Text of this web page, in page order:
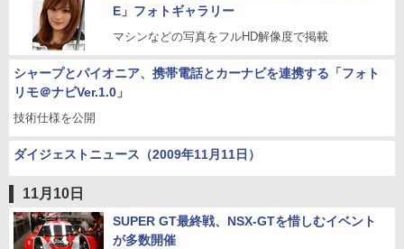
E」フォトギャラリー
マシンなどの写真をフルHD解像度で掲載
シャープとパイオニア、携帯電話とカーナビを連携する「フォト
リモ＠ナビVer.1.0」
技術仕様を公開
ダイジェストニュース（2009年11月11日）
11月10日
SUPER GT最終戦、NSX-GTを惜しむイベント
が多数開催